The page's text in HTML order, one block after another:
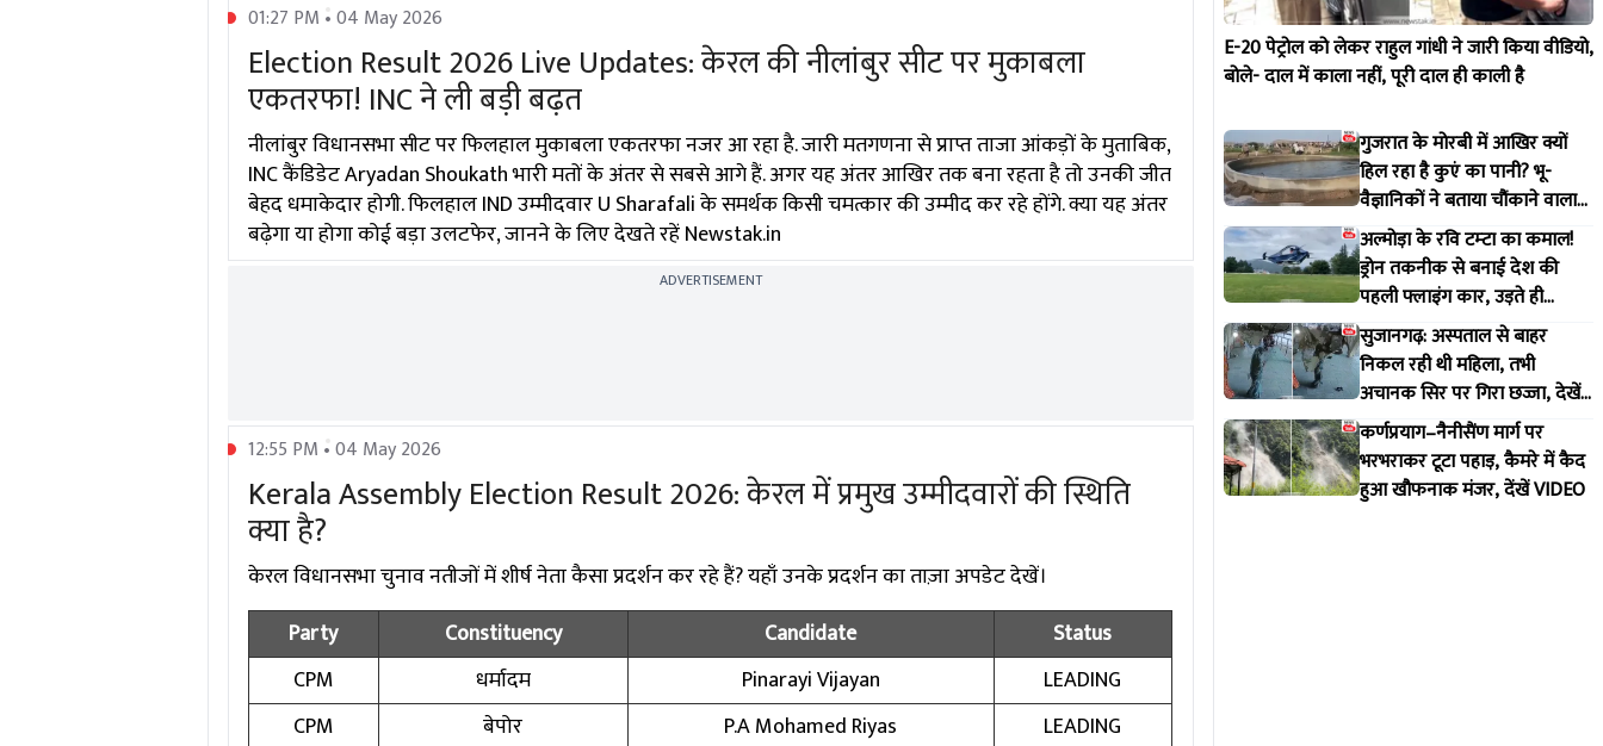
01:27 PM • 04 May 2026
Election Result 2026 Live Updates: केरल की नीलांबुर सीट पर मुकाबला
एकतरफा! INC ने ली बड़ी बढ़त
नीलांबुर विधानसभा सीट पर फिलहाल मुकाबला एकतरफा नजर आ रहा है. जारी मतगणना से प्राप्त ताजा आंकड़ों के मुताबिक,
INC कैंडिडेट Aryadan Shoukath भारी मतों के अंतर से सबसे आगे हैं. अगर यह अंतर आखिर तक बना रहता है तो उनकी जीत
बेहद धमाकेदार होगी. फिलहाल IND उम्मीदवार U Sharafali के समर्थक किसी चमत्कार की उम्मीद कर रहे होंगे. क्या यह अंतर
बढ़ेगा या होगा कोई बड़ा उलटफेर, जानने के लिए देखते रहें Newstak.in
ADVERTISEMENT
12:55 PM • 04 May 2026
Kerala Assembly Election Result 2026: केरल में प्रमुख उम्मीदवारों की स्थिति
क्या है?
केरल विधानसभा चुनाव नतीजों में शीर्ष नेता कैसा प्रदर्शन कर रहे हैं? यहाँ उनके प्रदर्शन का ताज़ा अपडेट देखें।
Party
Constituency Candidate
Status
CPM
धर्मादम Pinarayi Vijayan
LEADING
CPM
बेपोर P.A Mohamed Riyas
LEADING
E-20 पेट्रोल को लेकर राहुल गांधी ने जारी किया वीडियो,
बोले- दाल में काला नहीं, पूरी दाल ही काली है
गुजरात के मोरबी में आखिर क्यों
हिल रहा है कुएं का पानी? भू-
वैज्ञानिकों ने बताया चौंकाने वाला
सच
अल्मोड़ा के रवि टम्टा का कमाल!
ड्रोन तकनीक से बनाई देश की
पहली फ्लाइंग कार, उड़ते ही
वायरल हुआ वीडियो
सुजानगढ़: अस्पताल से बाहर
निकल रही थी महिला, तभी
अचानक सिर पर गिरा छज्जा, देखें
VIDEO
कर्णप्रयाग–नैनीसैंण मार्ग पर
भरभराकर टूटा पहाड़, कैमरे में कैद
हुआ खौफनाक मंजर, देंखें VIDEO